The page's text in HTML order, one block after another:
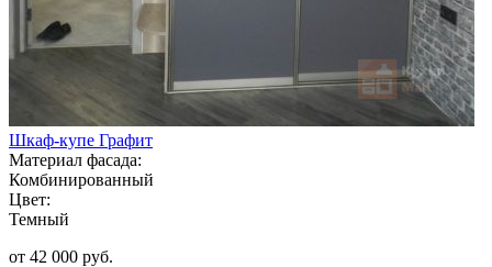
Шкаф-купе Графит
Материал фасада:
Комбинированный
Цвет:
Темный
от 42 000 руб.